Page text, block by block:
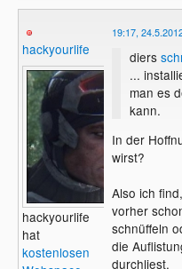
hackyourlife
hackyourlife
hat
kostenlosen
19:17,
diers
...
man es
kann.
In der
wirst?
Also ich
vorher
schnüffeln
die
durchliest.